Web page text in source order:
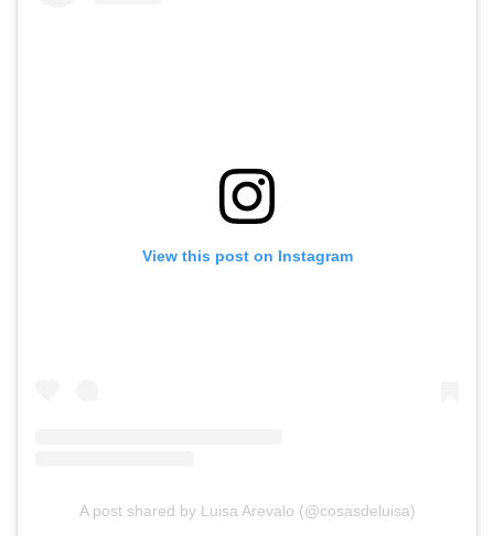
View this post on Instagram
A post shared by Luisa Arevalo (@cosasdeluisa)